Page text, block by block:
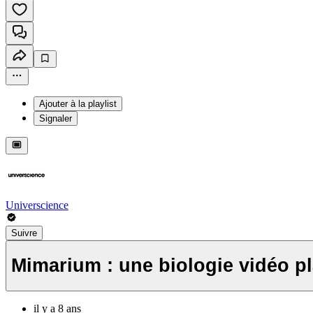
Ajouter à la playlist
Signaler
Universcience
Suivre
Mimarium : une biologie vidéo
il y a 8 ans